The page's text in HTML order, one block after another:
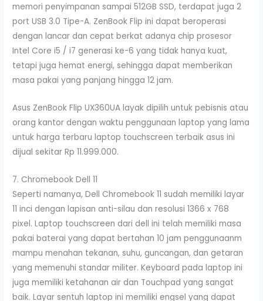
memori penyimpanan sampai 512GB SSD, terdapat juga 2
port USB 3.0 Tipe-A. ZenBook Flip ini dapat beroperasi
dengan lancar dan cepat berkat adanya chip prosesor
Intel Core i5 / i7 generasi ke-6 yang tidak hanya kuat,
tetapi juga hemat energi, sehingga dapat memberikan
masa pakai yang panjang hingga 12 jam.
Asus ZenBook Flip UX360UA layak dipilih untuk pebisnis atau
orang kantor dengan waktu penggunaan laptop yang lama
untuk harga terbaru laptop touchscreen terbaik asus ini
dijual sekitar Rp 11.999.000.
7. Chromebook Dell 11
Seperti namanya, Dell Chromebook 11 sudah memiliki layar
11 inci dengan lapisan anti-silau dan resolusi 1366 x 768
pixel. Laptop touchscreen dari dell ini telah memiliki masa
pakai baterai yang dapat bertahan 10 jam penggunaanm
mampu menahan tekanan, suhu, guncangan, dan getaran
yang memenuhi standar militer. Keyboard pada laptop ini
juga memiliki ketahanan air dan Touchpad yang sangat
baik. Layar sentuh laptop ini memiliki engsel yang dapat